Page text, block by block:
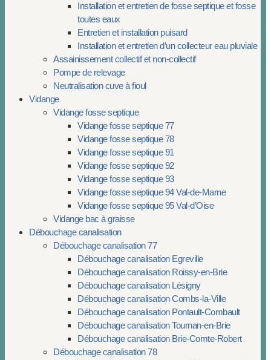
Installation et entretien de fosse septique et fosse
toutes eaux
Entretien et installation puisard
Installation et entretien d’un collecteur eau pluviale
Assainissement collectif et non-collectif
Pompe de relevage
Neutralisation cuve à fioul
Vidange
Vidange fosse septique
Vidange fosse septique 77
Vidange fosse septique 78
Vidange fosse septique 91
Vidange fosse septique 92
Vidange fosse septique 93
Vidange fosse septique 94 Val-de-Marne
Vidange fosse septique 95 Val-d’Oise
Vidange bac à graisse
Débouchage canalisation
Débouchage canalisation 77
Débouchage canalisation Egreville
Débouchage canalisation Roissy-en-Brie
Débouchage canalisation Lésigny
Débouchage canalisation Combs-la-Ville
Débouchage canalisation Pontault-Combault
Débouchage canalisation Tournan-en-Brie
Débouchage canalisation Brie-Comte-Robert
Débouchage canalisation 78